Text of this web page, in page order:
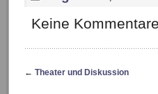
Keine
← Theater und Diskussion